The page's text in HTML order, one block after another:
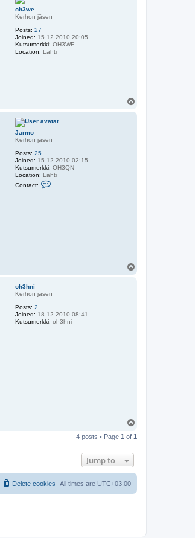
oh3we
Kerhon jäsen
Posts: 27
Joined: 15.12.2010 20:05
Kutsumerkki: OH3WE
Location: Lahti
Jarmo
Kerhon jäsen
Posts: 25
Joined: 15.12.2010 02:15
Kutsumerkki: OH3QN
Location: Lahti
Contact:
oh3hni
Kerhon jäsen
Posts: 2
Joined: 18.12.2010 08:41
Kutsumerkki: oh3hni
p
4 posts • Page 1 of 1
Jump to
All times are UTC+03:00
Delete cookies